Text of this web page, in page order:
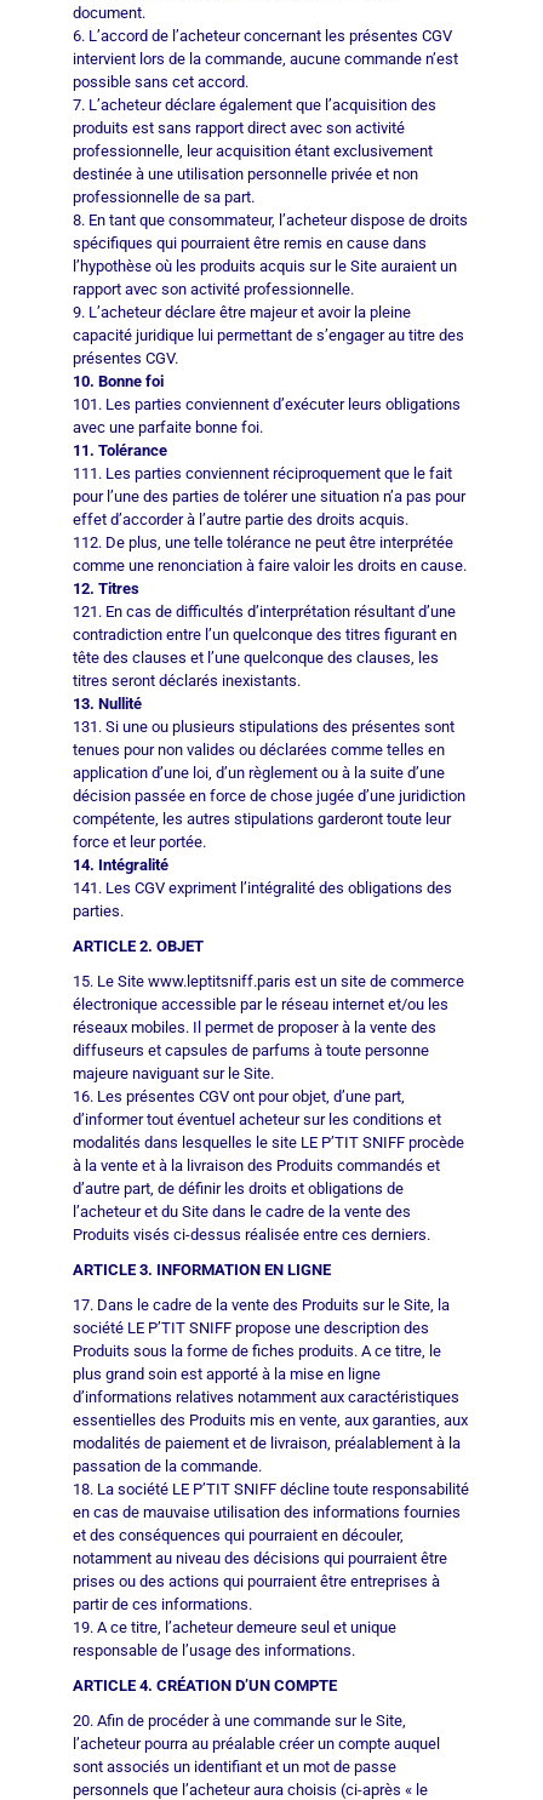
document.
6. L’accord de l’acheteur concernant les présentes CGV
intervient lors de la commande, aucune commande n’est
possible sans cet accord.
7. L’acheteur déclare également que l’acquisition des
produits est sans rapport direct avec son activité
professionnelle, leur acquisition étant exclusivement
destinée à une utilisation personnelle privée et non
professionnelle de sa part.
8. En tant que consommateur, l’acheteur dispose de droits
spécifiques qui pourraient être remis en cause dans
l’hypothèse où les produits acquis sur le Site auraient un
rapport avec son activité professionnelle.
9. L’acheteur déclare être majeur et avoir la pleine
capacité juridique lui permettant de s’engager au titre des
présentes CGV.
10. Bonne foi
101. Les parties conviennent d’exécuter leurs obligations
avec une parfaite bonne foi.
11. Tolérance
111. Les parties conviennent réciproquement que le fait
pour l’une des parties de tolérer une situation n’a pas pour
effet d’accorder à l’autre partie des droits acquis.
112. De plus, une telle tolérance ne peut être interprétée
comme une renonciation à faire valoir les droits en cause.
12. Titres
121. En cas de difficultés d’interprétation résultant d’une
contradiction entre l’un quelconque des titres figurant en
tête des clauses et l’une quelconque des clauses, les
titres seront déclarés inexistants.
13. Nullité
131. Si une ou plusieurs stipulations des présentes sont
tenues pour non valides ou déclarées comme telles en
application d’une loi, d’un règlement ou à la suite d’une
décision passée en force de chose jugée d’une juridiction
compétente, les autres stipulations garderont toute leur
force et leur portée.
14. Intégralité
141. Les CGV expriment l’intégralité des obligations des
parties.
ARTICLE 2. OBJET
15. Le Site www.leptitsniff.paris est un site de commerce
électronique accessible par le réseau internet et/ou les
réseaux mobiles. Il permet de proposer à la vente des
diffuseurs et capsules de parfums à toute personne
majeure naviguant sur le Site.
16. Les présentes CGV ont pour objet, d’une part,
d’informer tout éventuel acheteur sur les conditions et
modalités dans lesquelles le site LE P’TIT SNIFF procède
à la vente et à la livraison des Produits commandés et
d’autre part, de définir les droits et obligations de
l’acheteur et du Site dans le cadre de la vente des
Produits visés ci-dessus réalisée entre ces derniers.
ARTICLE 3. INFORMATION EN LIGNE
17. Dans le cadre de la vente des Produits sur le Site, la
société LE P’TIT SNIFF propose une description des
Produits sous la forme de fiches produits. A ce titre, le
plus grand soin est apporté à la mise en ligne
d’informations relatives notamment aux caractéristiques
essentielles des Produits mis en vente, aux garanties, aux
modalités de paiement et de livraison, préalablement à la
passation de la commande.
18. La société LE P’TIT SNIFF décline toute responsabilité
en cas de mauvaise utilisation des informations fournies
et des conséquences qui pourraient en découler,
notamment au niveau des décisions qui pourraient être
prises ou des actions qui pourraient être entreprises à
partir de ces informations.
19. A ce titre, l’acheteur demeure seul et unique
responsable de l’usage des informations.
ARTICLE 4. CRÉATION D’UN COMPTE
20. Afin de procéder à une commande sur le Site,
l’acheteur pourra au préalable créer un compte auquel
sont associés un identifiant et un mot de passe
personnels que l’acheteur aura choisis (ci-après « le